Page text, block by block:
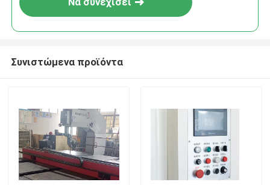
Συνιστώμενα προϊόντα